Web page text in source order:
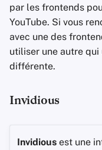
par les frontends
YouTube. Si vous
avec une des
utiliser une autre
différente.
Invidious
Invidious est une